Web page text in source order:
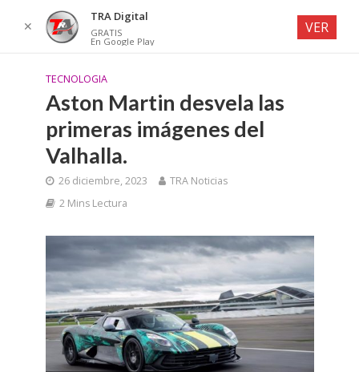
TECNOLOGIA
Aston Martin desvela las
primeras imágenes del
Valhalla.
26 diciembre, 2023
TRA Noticias
2 Mins Lectura
✕
TRA Digital
GRATIS
En Google Play
VER